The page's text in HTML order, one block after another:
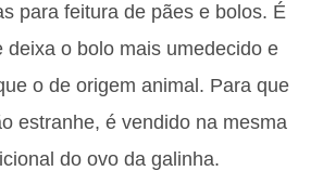
para feitura de pães e bolos. É
deixa o bolo mais umedecido e
o de origem animal. Para que
estranhe, é vendido na mesma
do ovo da galinha.